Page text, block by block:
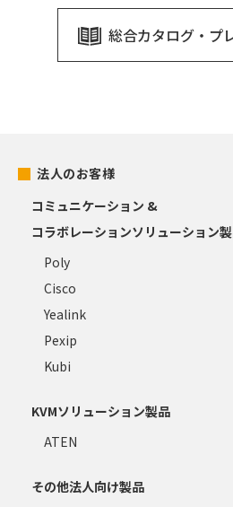
総合カタログ・プ
法人のお客様
コミュニケーション &
コラボレーションソリューション
Poly
Cisco
Yealink
Pexip
Kubi
KVMソリューション製品
ATEN
その他法人向け製品